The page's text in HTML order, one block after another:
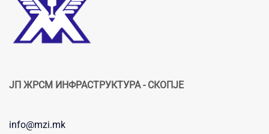
ЈП ЖРСМ ИНФРАСТРУКТУРА - СКОПЈЕ
info@mzi.mk